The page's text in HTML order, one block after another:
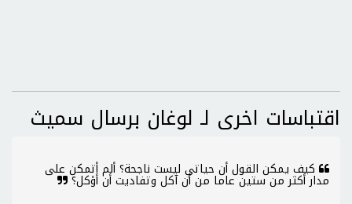
اقتباسات اخرى لـ لوغان برسال سميث
كيف يمكن القول أن حياتي ليست ناجحة؟ ألم أتمكن على
مدار أكثر من ستين عاما من أن آكل وتفاديت أن أؤكل؟